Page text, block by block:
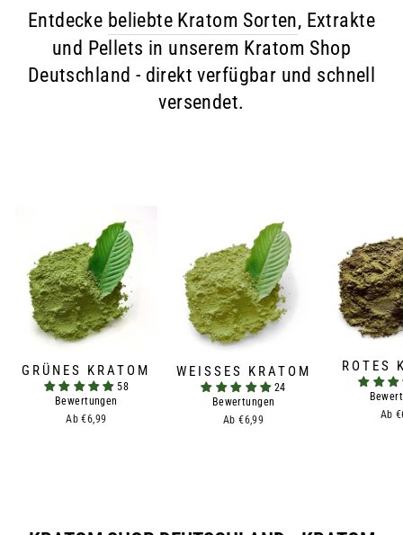
Entdecke beliebte Kratom Sorten, Extrakte
und Pellets in unserem Kratom Shop
Deutschland - direkt verfügbar und schnell
versendet.
GRÜNES KRATOM
58
Bewertungen
Ab €6,99
WEISSES KRATOM
24
Bewertungen
Ab €6,99
ROTES
Ab